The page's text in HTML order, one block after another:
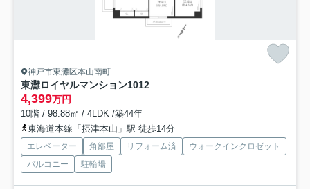
神戸市東灘区本山南町
東灘ロイヤルマンション1012
4,399万円
10階 / 98.88㎡ / 4LDK /築44年
東海道本線「摂津本山」駅 徒歩14分
エレベーター 角部屋 リフォーム済
ウォークインクロゼット
バルコニー
駐輪場